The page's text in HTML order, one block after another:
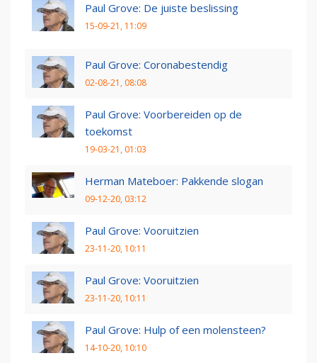
Paul Grove: De juiste beslissing
15-09-21, 11:09
Paul Grove: Coronabestendig
02-08-21, 08:08
Paul Grove: Voorbereiden op de
toekomst
19-03-21, 01:03
Herman Mateboer: Pakkende slogan
09-12-20, 03:12
Paul Grove: Vooruitzien
23-11-20, 10:11
Paul Grove: Vooruitzien
23-11-20, 10:11
Paul Grove: Hulp of een molensteen?
14-10-20, 10:10